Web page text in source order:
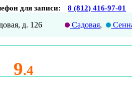
для записи: 8 (812) 416-97-01
д. 126 Садовая,
9.4